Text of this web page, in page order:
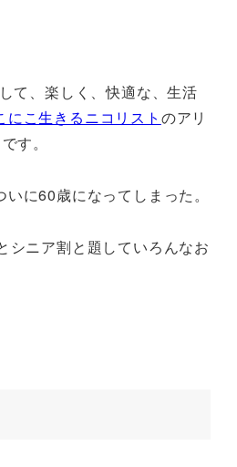
て、楽しく、快適な、生活
にこ生きるニコリスト のアリ
す。
に60歳になってしまった。
シニア割と題していろんなお